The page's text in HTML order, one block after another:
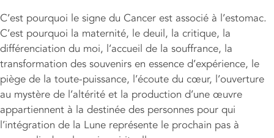
C’est pourquoi le signe du Cancer est associé à l’estomac.
C’est pourquoi la maternité, le deuil, la critique, la
différenciation du moi, l’accueil de la souffrance, la
transformation des souvenirs en essence d’expérience, le
piège de la toute-puissance, l’écoute du cœur, l’ouverture
au mystère de l’altérité et la production d’une œuvre
appartiennent à la destinée des personnes pour qui
l’intégration de la Lune représente le prochain pas à